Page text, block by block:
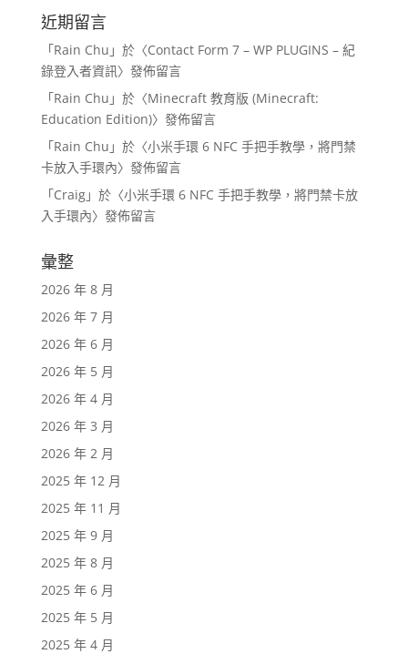
近期留言
「Rain Chu 」於〈Contact Form 7 – WP PLUGINS – 紀
錄登入者資訊〉發佈留言
「Rain Chu 」於〈Minecraft 教育版 (Minecraft:
Education Edition)〉發佈留言
「Rain Chu 」於〈小米手環 6 NFC 手把手教學，將門禁
卡放入手環內〉發佈留言
「Craig」於〈小米手環 6 NFC 手把手教學，將門禁卡放
入手環內〉發佈留言
彙整
2026 年 8 月
2026 年 7 月
2026 年 6 月
2026 年 5 月
2026 年 4 月
2026 年 3 月
2026 年 2 月
2025 年 12 月
2025 年 11 月
2025 年 9 月
2025 年 8 月
2025 年 6 月
2025 年 5 月
2025 年 4 月